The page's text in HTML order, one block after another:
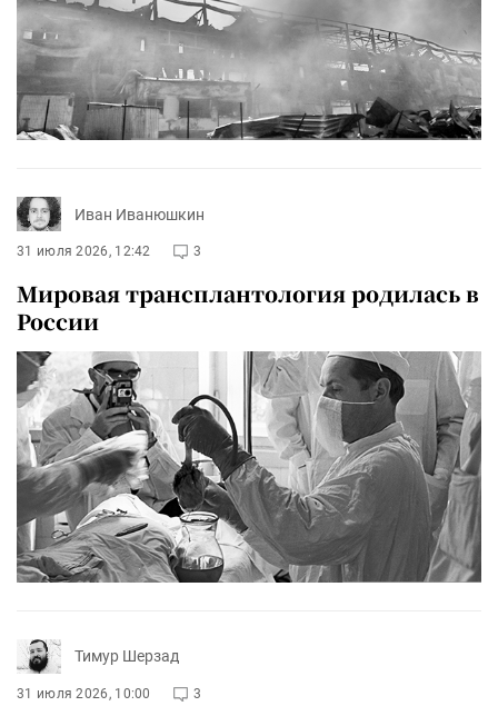
Иван Иванюшкин
31 июля 2026, 12:42 3
Мировая трансплантология родилась в
России
Тимур Шерзад
31 июля 2026, 10:00 3